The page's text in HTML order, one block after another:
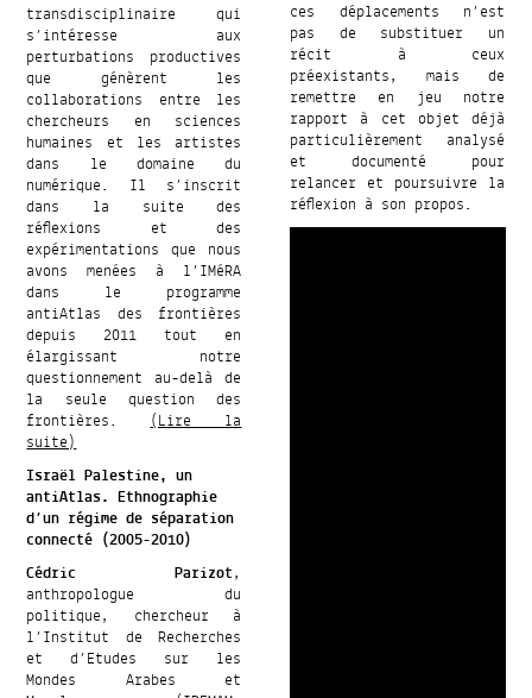
transdisciplinaire qui
s’intéresse aux
perturbations productives
que génèrent les
collaborations entre les
chercheurs en sciences
humaines et les artistes
dans le domaine du
numérique. Il s’inscrit
dans la suite des
réflexions et des
expérimentations que nous
avons menées à l’IMéRA
dans le programme
antiAtlas des frontières
depuis 2011 tout en
élargissant notre
questionnement au-delà de
la seule question des
frontières.(Lire la
suite)
Israël Palestine, un
antiAtlas. Ethnographie
d’un régime de séparation
connecté (2005-2010)
Cédric Parizot,
anthropologue du
politique, chercheur à
l’Institut de Recherches
et d’Etudes sur les
Mondes Arabes et
ces déplacements n’est
pas de substituer un
récit à ceux
préexistants, mais de
remettre en jeu notre
rapport à cet objet déjà
particulièrement analysé
et documenté pour
relancer et poursuivre la
réflexion à son propos.